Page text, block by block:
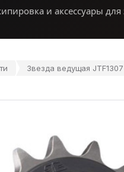
и аксессуары для
Звезда ведущая JTF1307